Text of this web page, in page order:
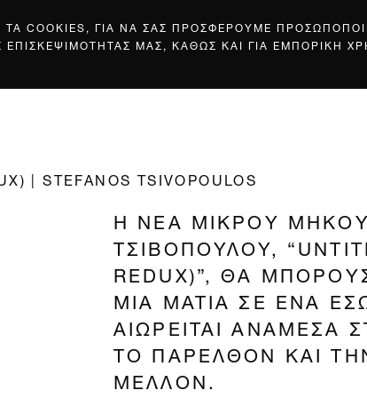
COOKIES, ΓΙΑ ΝΑ ΣΑΣ ΠΡΟΣΦΕΡΟΥΜΕ
ΜΑΣ, ΚΑΘΩΣ ΚΑΙ ΓΙΑ ΕΜΠΟΡΙΚΗ
| STEFANOS TSIVOPOULOS
Η ΝΕΑ ΜΙΚΡΟΥ
ΤΣΙΒΟΠΟΥΛΟΥ,
REDUX)”, ΘΑ
ΜΙΑ ΜΑΤΙΑ ΣΕ ΕΝΑ
ΑΙΩΡΕΙΤΑΙ ΑΝΑΜΕΣΑ
ΤΟ ΠΑΡΕΛΘΟΝ ΚΑΙ
ΜΕΛΛΟΝ.